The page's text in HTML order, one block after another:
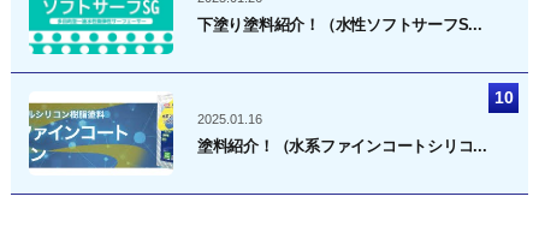
下塗り塗料紹介！（水性ソフトサーフS...
2025.01.16
塗料紹介！（水系ファインコートシリコ...